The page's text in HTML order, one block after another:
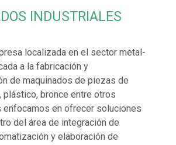
INDUSTRIALES
localizada en el sector metal-
a la fabricación y
de maquinados de piezas de
plástico, bronce entre otros
enfocamos en ofrecer soluciones
del área de integración de
y elaboración de